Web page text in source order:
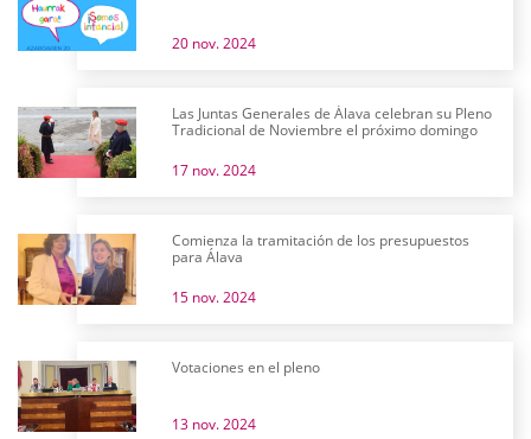
20 nov. 2024
Las Juntas Generales de Álava celebran su Pleno
Tradicional de Noviembre el próximo domingo
17 nov. 2024
Comienza la tramitación de los presupuestos
para Álava
15 nov. 2024
Votaciones en el pleno
13 nov. 2024